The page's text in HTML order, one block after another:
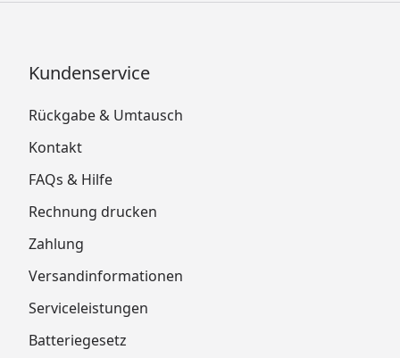
Kundenservice
Rückgabe & Umtausch
Kontakt
FAQs & Hilfe
Rechnung drucken
Zahlung
Versandinformationen
Serviceleistungen
Batteriegesetz